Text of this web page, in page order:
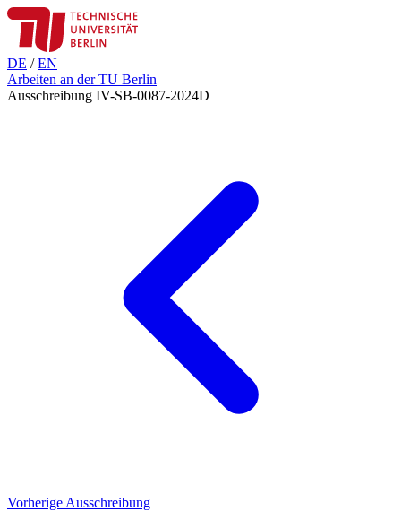
DE /EN
Arbeiten an der TU Berlin
Ausschreibung IV-SB-0087-2024D
Vorherige Ausschreibung